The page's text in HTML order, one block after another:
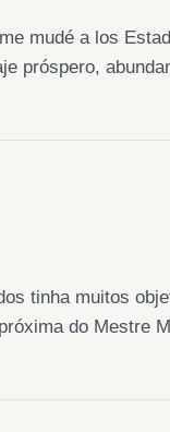
mudé a los
próspero,
tinha muitos
do Mestre